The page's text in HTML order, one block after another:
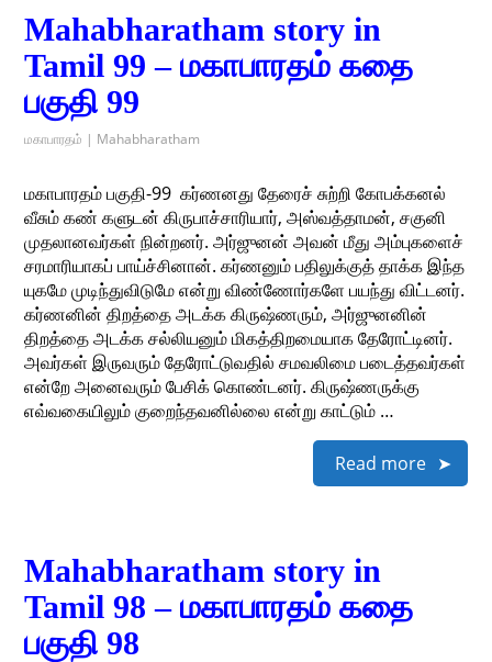
Mahabharatham story in
Tamil 99 – மகாபாரதம் கதை
பகுதி 99
மகாபாரதம் | Mahabharatham
மகாபாரதம் பகுதி-99 ​ கர்ணனது தேரைச் சுற்றி கோபக்கனல்
வீசும் கண் களுடன் கிருபாச்சாரியார், அஸ்வத்தாமன், சகுனி
முதலானவர்கள் நின்றனர். அர்ஜுனன் அவன் மீது அம்புகளைச்
சரமாரியாகப் பாய்ச்சினான். கர்ணனும் பதிலுக்குத் தாக்க இந்த
யுகமே முடிந்துவிடுமே என்று விண்ணோர்களே பயந்து விட்டனர்.
கர்ணனின் திறத்தை அடக்க கிருஷ்ணரும், அர்ஜுனனின்
திறத்தை அடக்க சல்லியனும் மிகத்திறமையாக தேரோட்டினர்.
அவர்கள் இருவரும் தேரோட்டுவதில் சமவலிமை படைத்தவர்கள்
என்றே அனைவரும் பேசிக் கொண்டனர். கிருஷ்ணருக்கு
எவ்வகையிலும் குறைந்தவனில்லை என்று காட்டும் …
Read more
Mahabharatham story in
Tamil 98 – மகாபாரதம் கதை
பகுதி 98